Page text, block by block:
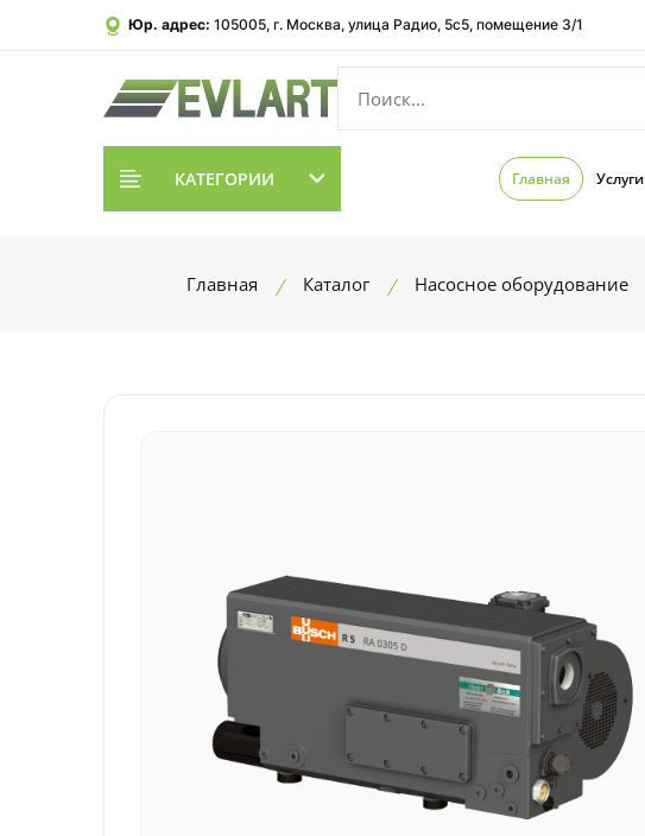
Юр. адрес: 105005, г. Москва, улица Радио, 5с5, помещение 3/1
КАТЕГОРИИ Главная Услуги
Главная Каталог Насосное оборудование